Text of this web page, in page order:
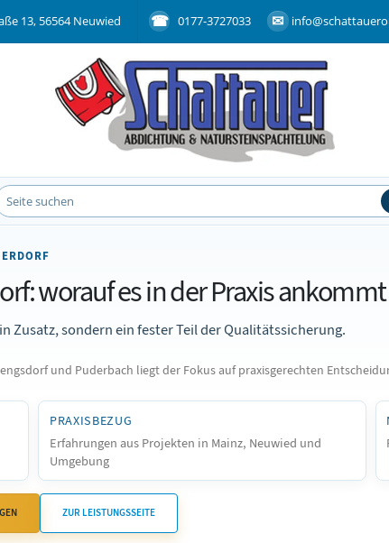
13, 56564 Neuwied 0177-3727033
worauf es in der Praxis ankommt
Zusatz, sondern ein fester Teil der Qualitätssicherung.
und Puderbach liegt der Fokus auf praxisgerechten
PRAXISBEZUG
Erfahrungen aus Projekten in Mainz, Neuwied und
Umgebung
ZUR LEISTUNGSSEITE